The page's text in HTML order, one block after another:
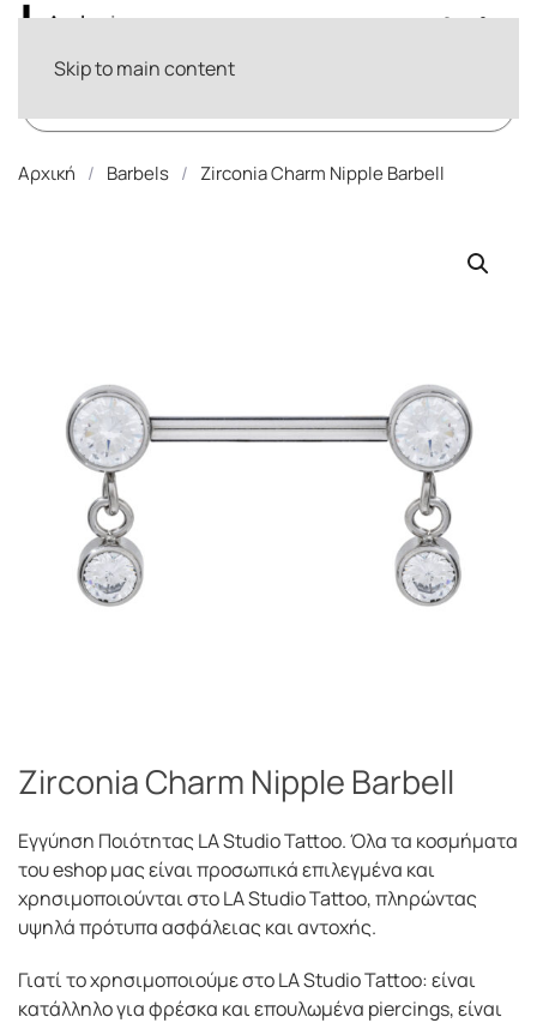
Skip to main content
Αρχική Barbels Zirconia Charm Nipple Barbell
Zirconia Charm Nipple Barbell
Εγγύηση Ποιότητας LA Studio Tattoo. Όλα τα κοσμήματα
του eshop μας είναι προσωπικά επιλεγμένα και
χρησιμοποιούνται στο LA Studio Tattoo, πληρώντας
υψηλά πρότυπα ασφάλειας και αντοχής.
Γιατί το χρησιμοποιούμε στο LA Studio Tattoo: είναι
κατάλληλο για φρέσκα και επουλωμένα piercings, είναι